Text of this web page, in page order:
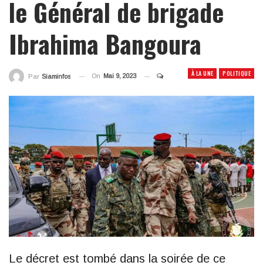
le Général de brigade
Ibrahima Bangoura
À LA UNE POLITIQUE
Par Siaminfos On Mai 9, 2023
Le décret est tombé dans la soirée de ce